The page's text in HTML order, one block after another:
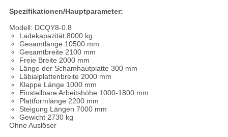
Spezifikationen/Hauptparameter:
Modell: DCQY8-0.8
Ladekapazität 8000 kg
Gesamtlänge 10500 mm
Gesamtbreite 2100 mm
Freie Breite 2000 mm
Länge der Schamhautplatte 300 mm
Läbialplattenbreite 2000 mm
Klappe Länge 1000 mm
Einstellbare Arbeitshöhe 1000-1800 mm
Plattformlänge 2200 mm
Steigung Längen 7000 mm
Gewicht 2730 kg
Ohne Auslöser